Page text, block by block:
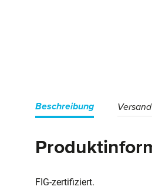
Beschreibung
FIG-zertifiziert.